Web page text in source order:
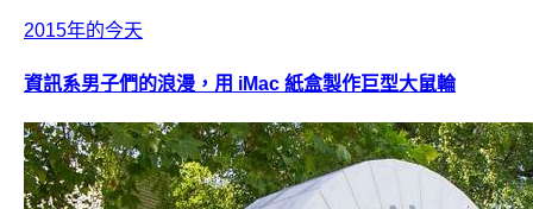
2015年的今天
資訊系男子們的浪漫，用 iMac 紙盒製作巨型大鼠輪